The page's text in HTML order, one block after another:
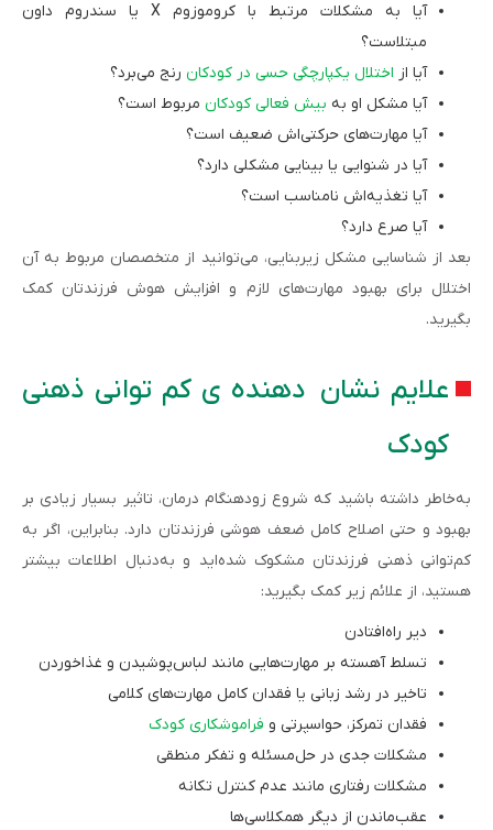
آیا به مشکلات مرتبط با کروموزوم X یا سندروم داون
مبتلاست؟
آیا از اختلال یکپارچگی حسی در کودکان رنج می‌برد؟
آیا مشکل او به بیش‌ فعالی کودکان مربوط است؟
آیا مهارت‌های حرکتی‌اش ضعیف است؟
آیا در شنوایی یا بینایی مشکلی دارد؟
آیا تغذیه‌اش نامناسب است؟
آیا صرع دارد؟
بعد از شناسایی مشکل زیربنایی، می‌توانید از متخصصان مربوط به آن
اختلال برای بهبود مهارت‌های لازم و افزایش هوش فرزندتان کمک
بگیرید.
علایم نشان دهنده ی کم توانی ذهنی
کودک
به‌خاطر داشته باشید که شروع زودهنگام درمان، تاثیر بسیار زیادی بر
بهبود و حتی اصلاح کامل ضعف‌ هوشی فرزندتان دارد. بنابراین، اگر به
کم‌توانی ذهنی فرزندتان مشکوک شده‌اید و به‌دنبال اطلاعات بیشتر
هستید، از علائم زیر کمک بگیرید:
دیر راه‌افتادن
تسلط آهسته بر مهارت‌هایی مانند لباس‌پوشیدن و غذاخوردن
تاخیر در رشد زبانی یا فقدان کامل مهارت‌های کلامی
فقدان تمرکز، حواسپرتی و فراموشکاری کودک
مشکلات جدی در حل‌مسئله و تفکر منطقی
مشکلات رفتاری مانند عدم کنترل تکانه
عقب‌ماندن از دیگر همکلاسی‌ها